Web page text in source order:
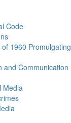
Code
1960 Promulgating
and Communication
Media